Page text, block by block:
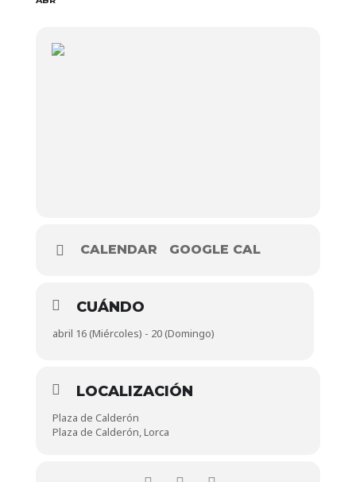
CALENDAR GOOGLE CAL
CUÁNDO
abril 16 (Miércoles) - 20 (Domingo)
LOCALIZACIÓN
Plaza de Calderón
Plaza de Calderón, Lorca